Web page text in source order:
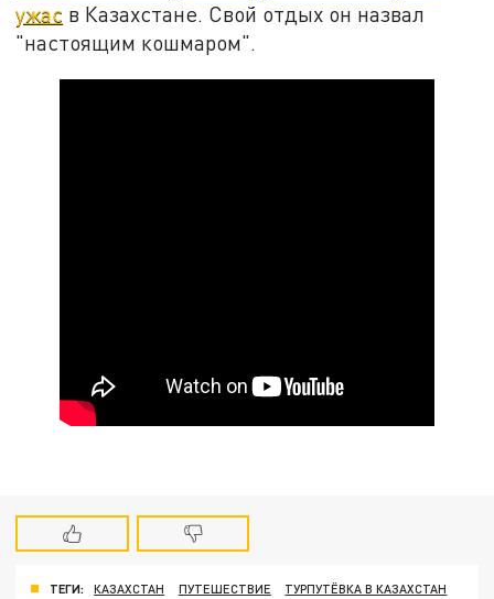
ужас в Казахстане. Свой отдых он назвал
"настоящим кошмаром".
ТЕГИ: КАЗАХСТАН ПУТЕШЕСТВИЕ
ТУРПУТЁВКА В КАЗАХСТАН